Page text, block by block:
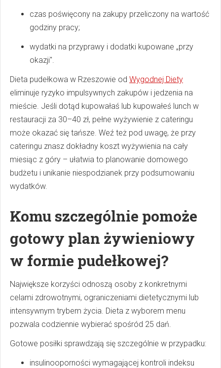
czas poświęcony na zakupy przeliczony na wartość
godziny pracy;
wydatki na przyprawy i dodatki kupowane „przy
okazji".
Dieta pudełkowa w Rzeszowie od Wygodnej Diety
eliminuje ryzyko impulsywnych zakupów i jedzenia na
mieście. Jeśli dotąd kupowałaś lub kupowałeś lunch w
restauracji za 30–40 zł, pełne wyżywienie z cateringu
może okazać się tańsze. Weź też pod uwagę, że przy
cateringu znasz dokładny koszt wyżywienia na cały
miesiąc z góry – ułatwia to planowanie domowego
budżetu i unikanie niespodzianek przy podsumowaniu
wydatków.
Komu szczególnie pomoże
gotowy plan żywieniowy
w formie pudełkowej?
Największe korzyści odnoszą osoby z konkretnymi
celami zdrowotnymi, ograniczeniami dietetycznymi lub
intensywnym trybem życia. Dieta z wyborem menu
pozwala codziennie wybierać spośród 25 dań.
Gotowe posiłki sprawdzają się szczególnie w przypadku:
insulinooporności wymagającej kontroli indeksu